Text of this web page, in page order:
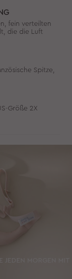
fein verteilten
die die Luft
Spitze,
Größe 2X
JEDEN MORGEN MIT